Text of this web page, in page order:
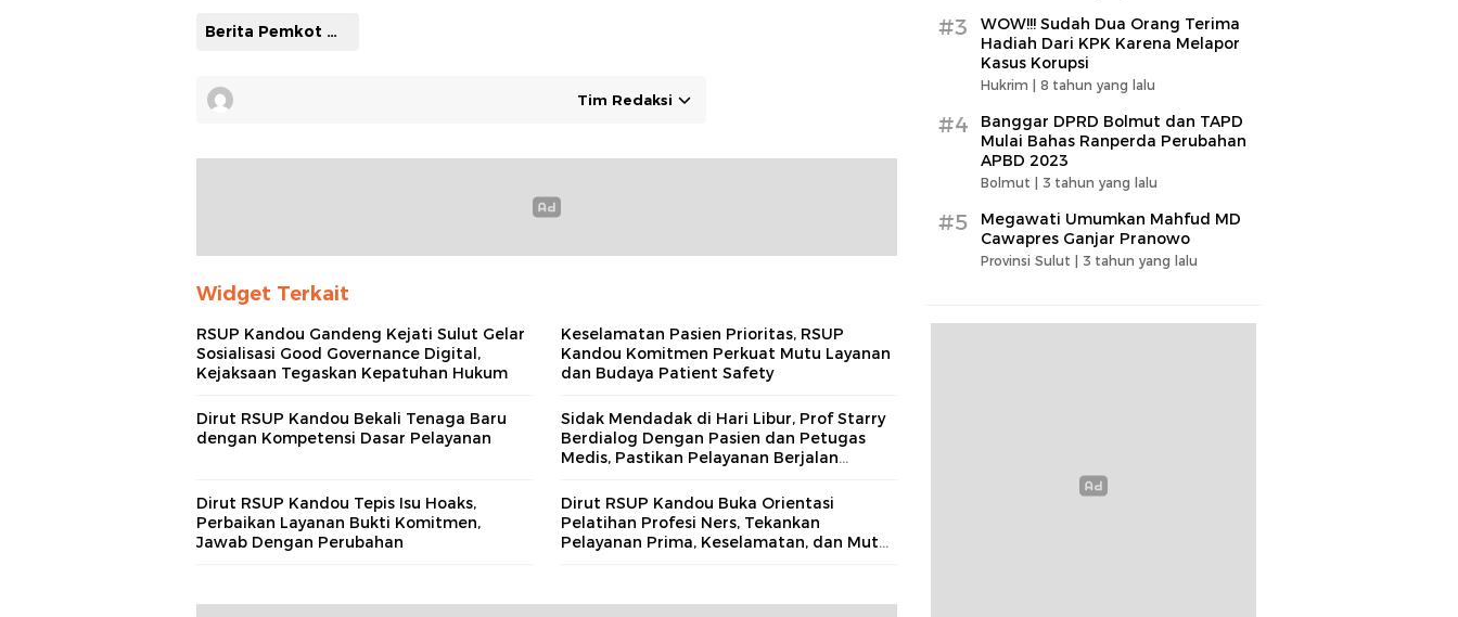
Berita Pemkot Manado
Tim Redaksi
Widget Terkait
RSUP Kandou Gandeng Kejati Sulut Gelar
Sosialisasi Good Governance Digital,
Kejaksaan Tegaskan Kepatuhan Hukum
Keselamatan Pasien Prioritas, RSUP
Kandou Komitmen Perkuat Mutu Layanan
dan Budaya Patient Safety
Dirut RSUP Kandou Bekali Tenaga Baru
dengan Kompetensi Dasar Pelayanan
Sidak Mendadak di Hari Libur, Prof Starry
Berdialog Dengan Pasien dan Petugas
Medis, Pastikan Pelayanan Berjalan
Dirut RSUP Kandou Tepis Isu Hoaks,
Perbaikan Layanan Bukti Komitmen,
Jawab Dengan Perubahan
Dirut RSUP Kandou Buka Orientasi
Pelatihan Profesi Ners, Tekankan
Pelayanan Prima, Keselamatan, dan Mutu
#3
WOW!!! Sudah Dua Orang Terima
Hadiah Dari KPK Karena Melapor
Kasus Korupsi
Hukrim | 8 tahun yang lalu
#4
Banggar DPRD Bolmut dan TAPD
Mulai Bahas Ranperda Perubahan
APBD 2023
Bolmut | 3 tahun yang lalu
#5
Megawati Umumkan Mahfud MD
Cawapres Ganjar Pranowo
Provinsi Sulut | 3 tahun yang lalu